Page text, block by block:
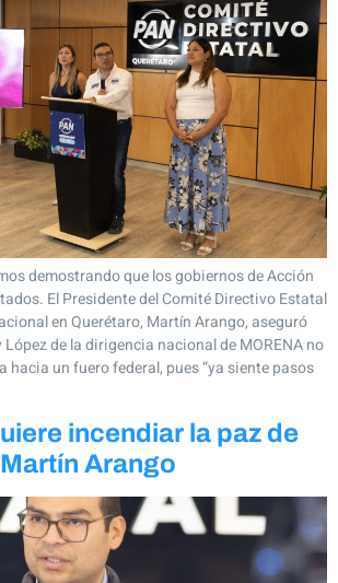
demostrando que los gobiernos de Acción
El Presidente del Comité Directivo Estatal
en Querétaro, Martín Arango, aseguró
de la dirigencia nacional de MORENA no
hacia un fuero federal, pues “ya siente pasos
incendiar la paz de
Arango